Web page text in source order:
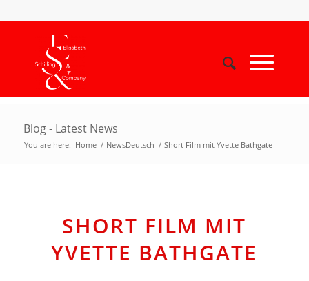
Blog - Latest News
You are here: Home / NewsDeutsch / Short Film mit Yvette Bathgate
SHORT FILM MIT
YVETTE BATHGATE